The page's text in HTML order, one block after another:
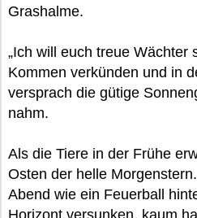
Grashalme.
„Ich will euch treue Wächter
Kommen verkünden und in
versprach die gütige
nahm.
Als die Tiere in der Frühe
Osten der helle
Abend wie ein Feuerball
Horizont versunken, kaum